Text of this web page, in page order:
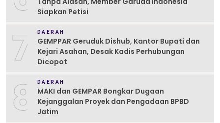
Siapkan Petisi
7 DAERAH
GEMPPAR Geruduk Dishub, Kantor Bupati dan
Kejari Asahan, Desak Kadis Perhubungan
Dicopot
8 DAERAH
MAKI dan GEMPAR Bongkar Dugaan
Kejanggalan Proyek dan Pengadaan BPBD
Jatim